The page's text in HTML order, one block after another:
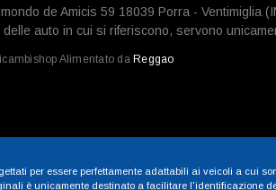
de Amicis 59 18039 Porra - Ventimiglia
auto in cui si riferiscono, servono
Alimentato da Reggao
per essere perfettamente adattabili ai veicoli a cui
è unicamente destinato a facilitare l'identificazione